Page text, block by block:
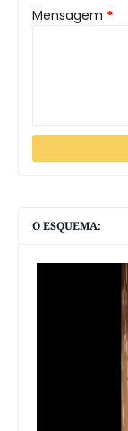
Mensagem *
O ESQUEMA: